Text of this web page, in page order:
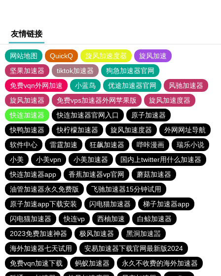
友情链接
网站地图 QuickQ 旋风加速度器
旋风加速
坚果加速器
tiktok加速器
狗急加速器官网
免费vqn外网加速
小蓝鸟 优途加速器官网
风驰加速器
旋风加速器
免费vps加速器外网苹果版
旋风加速度器
快连加速器
快连加速器官网入口
原子加速器
快鸭加速器
快柠檬加速器 旋风加速度器
外网网址导航
软件中心
雷霆加速 狂飙加速器 哔咔漫画
瑞乐小说
小美
小美vpn 小美加速器
国内上twitter用什么加速器
快连加速器app
香蕉加速器vp官网
蘑菇加速器
油管加速器永久免费版
飞驰加速器15分钟试用
原子加速app下载安装
闪电猫加速器
梯子加速器app
闪电猫加速器
快连vp 西柚加速
白鲸加速器
2023免费加速神器
极风加速器
黑洞加速噐
海外加速器七天试用
安易加速器下载官网最新版2024
免费vqn加速下载
蚂蚁加速器
永久不收费的海外加速器